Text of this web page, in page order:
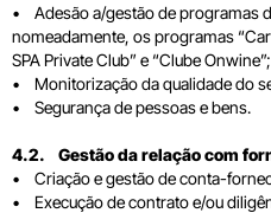
• Adesão a/gestão de programas
nomeadamente, os programas
SPA Private Club” e “Clube Onwine”;
• Monitorização da qualidade do
• Segurança de pessoas e bens.
4.2. Gestão da relação com
• Criação e gestão de conta-
• Execução de contrato e/ou